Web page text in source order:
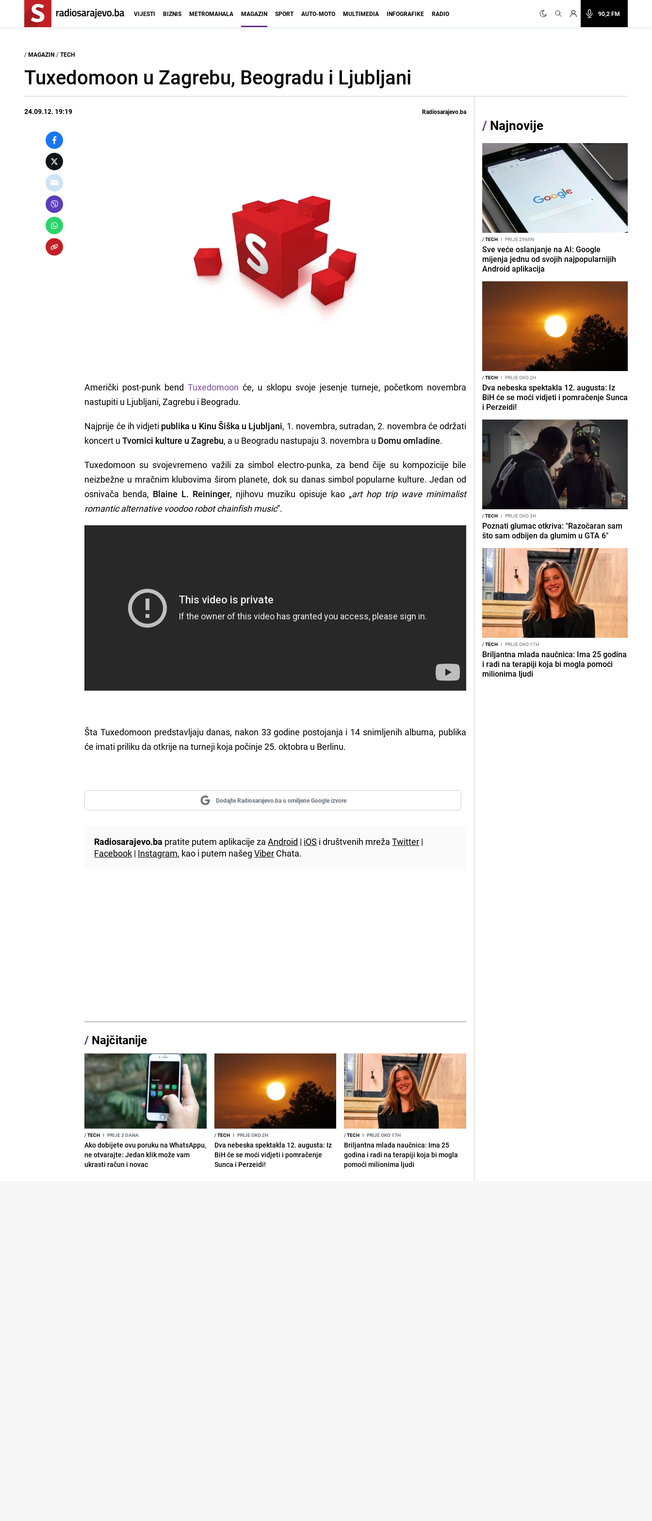
90,2 FM
VIJESTI BIZNIS METROMAHALA MAGAZIN SPORT AUTO-MOTO MULTIMEDIA INFOGRAFIKE RADIO
/ MAGAZIN / TECH
Tuxedomoon u Zagrebu, Beogradu i Ljubljani
24.09.12. 19:19 Radiosarajevo.ba
Američki post-punk bendTuxedomoon će, u sklopu svoje jesenje turneje, početkom novembra
nastupiti u Ljubljani, Zagrebu i Beogradu.
Najprije će ih vidjeti publika u Kinu Šiška u Ljubljani, 1. novembra, sutradan, 2. novembra će održati
koncert uTvornici kulture u Zagrebu, a u Beogradu nastupaju 3. novembra u Domu omladine.
Tuxedomoon su svojevremeno važili za simbol electro-punka, za bend čije su kompozicije bile
neizbežne u mračnim klubovima širom planete, dok su danas simbol popularne kulture. Jedan od
osnivača benda, Blaine L. Reininger, njihovu muziku opisuje kao „art hop trip wave minimalist
romantic alternative voodoo robot chainfish music“.
Šta Tuxedomoon predstavljaju danas, nakon 33 godine postojanja i 14 snimljenih albuma, publika
će imati priliku da otkrije na turneji koja počinje 25. oktobra u Berlinu.
Dodajte Radiosarajevo.ba u omiljene Google izvore
Radiosarajevo.ba pratite putem aplikacije zaAndroid | iOS i društvenih mrežaTwitter |
Facebook | Instagram, kao i putem našegViber Chata.
/ Najčitanije
/TECH I PRIJE 2 DANA
Ako dobijete ovu poruku na WhatsAppu,
ne otvarajte: Jedan klik može vam
ukrasti račun i novac
/TECH I PRIJE OKO 2H
Dva nebeska spektakla 12. augusta: Iz
BiH će se moći vidjeti i pomračenje
Sunca i Perzeidi!
/TECH I PRIJE OKO 17H
Briljantna mlada naučnica: Ima 25
godina i radi na terapiji koja bi mogla
pomoći milionima ljudi
/ Najnovije
/TECH I PRIJE 29MIN
Sve veće oslanjanje na AI: Google
mijenja jednu od svojih najpopularnijih
Android aplikacija
/TECH I PRIJE OKO 2H
Dva nebeska spektakla 12. augusta: Iz
BiH će se moći vidjeti i pomračenje Sunca
i Perzeidi!
/TECH I PRIJE OKO 3H
Poznati glumac otkriva: "Razočaran sam
što sam odbijen da glumim u GTA 6"
/TECH I PRIJE OKO 17H
Briljantna mlada naučnica: Ima 25 godina
i radi na terapiji koja bi mogla pomoći
milionima ljudi